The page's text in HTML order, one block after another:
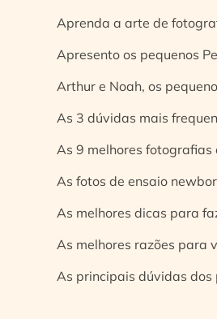
Aprenda a arte de
Apresento os pequenos
Arthur e Noah, os
As 3 dúvidas mais
As 9 melhores
As fotos de ensaio
As melhores dicas para
As melhores razões para
As principais dúvidas